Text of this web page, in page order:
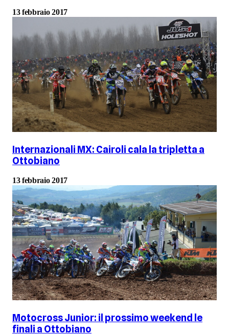
13 febbraio 2017
Internazionali MX: Cairoli cala la tripletta a
Ottobiano
13 febbraio 2017
Motocross Junior: il prossimo weekend le
finali a Ottobiano